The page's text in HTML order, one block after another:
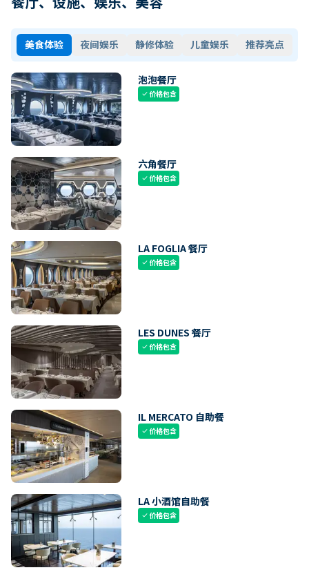
美食体验 夜间娱乐 静修体验 儿童娱乐 推荐亮点
泡泡餐厅
check价格包含
六角餐厅
check价格包含
LA FOGLIA 餐厅
check价格包含
LES DUNES 餐厅
check价格包含
IL MERCATO 自助餐
check价格包含
LA 小酒馆自助餐
check价格包含